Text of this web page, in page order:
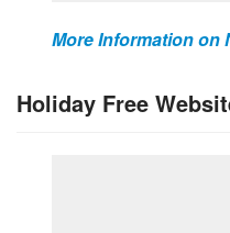
More Information on
Holiday Free